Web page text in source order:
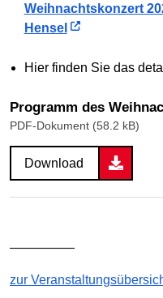
Weihnachtskonzert
Hensel
Hier finden Sie das
Programm des
PDF-Dokument (58.2 kB)
Download
—————
zur